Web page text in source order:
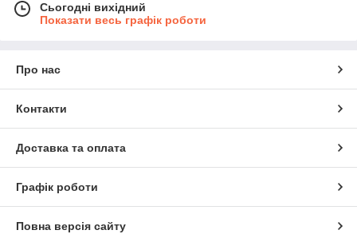
Сьогодні вихідний
Показати весь графік роботи
Про нас
Контакти
Доставка та оплата
Графік роботи
Повна версія сайту